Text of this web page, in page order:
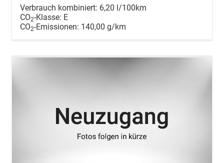
Verbrauch kombiniert: 6,20 l/100km
CO2-Klasse: E
CO2-Emissionen: 140,00 g/km